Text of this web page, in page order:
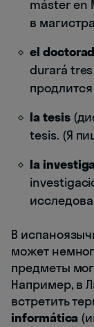
máster en
в
el
durará
la tesis
tesis. (Я
la
В
может
предметы
Например, в
встретить
informática